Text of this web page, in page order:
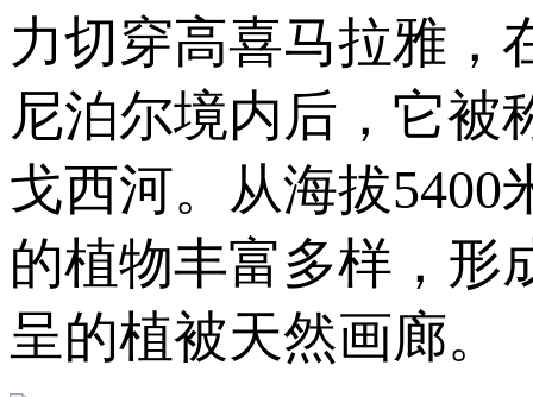
力切穿高喜马拉雅，
尼泊尔境内后，它被
戈西河。从海拔
的植物丰富多样，形
呈的植被天然画廊。